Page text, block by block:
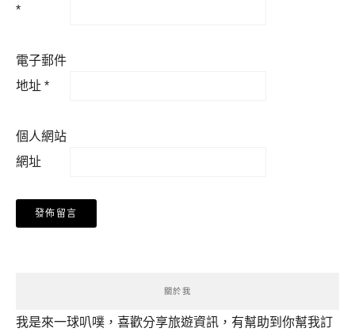
*
電子郵件
地址 *
個人網站
網址
關於我
我是來一球叭噗，喜歡分享旅遊資訊，有幫助到你幫我訂